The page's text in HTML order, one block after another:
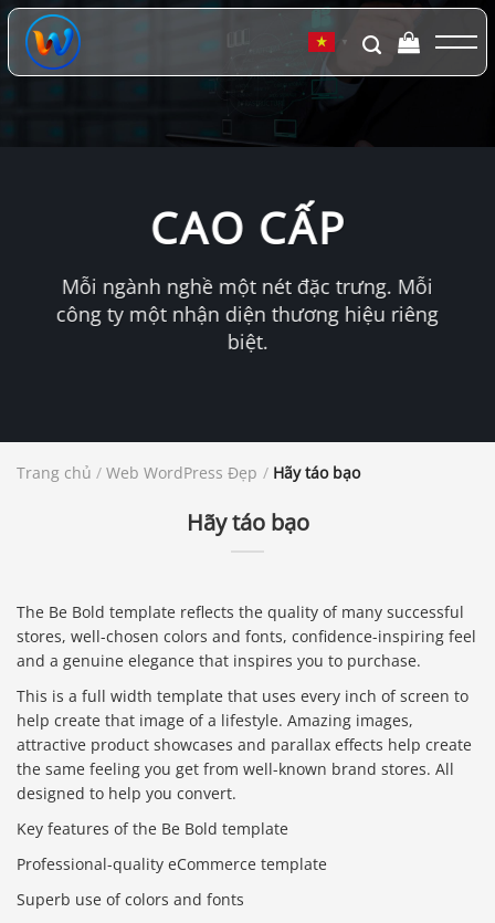
Chuyển
đến
dung
▼
CAO CẤP
Mỗi ngành nghề một nét đặc trưng. Mỗi
công ty một nhận diện thương hiệu riêng
biệt.
Trang chủ / Web WordPress Đẹp / Hãy táo bạo
Hãy táo bạo
The Be Bold template reflects the quality of many successful
stores, well-chosen colors and fonts, confidence-inspiring feel
and a genuine elegance that inspires you to purchase.
This is a full width template that uses every inch of screen to
help create that image of a lifestyle. Amazing images,
attractive product showcases and parallax effects help create
the same feeling you get from well-known brand stores. All
designed to help you convert.
Key features of the Be Bold template
Professional-quality eCommerce template
Superb use of colors and fonts